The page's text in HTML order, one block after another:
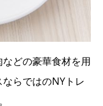
どの豪華食材を用
らではのNYトレ